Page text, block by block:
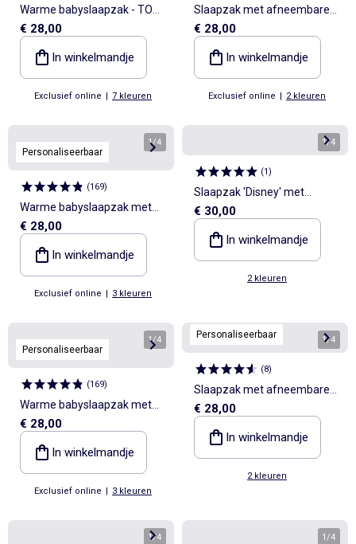
Warme babyslaapzak - TOG
2
€ 28,00
In winkelmandje
Exclusief online | 7 kleuren
Slaapzak met afneembare
mouwen
€ 28,00
In winkelmandje
Exclusief online | 2 kleuren
Personaliseerbaar
1/4
(169)
Warme babyslaapzak met
afneembare mouwen, TOG-
waarde 2
€ 28,00
In winkelmandje
Exclusief online | 3 kleuren
1/4
(1)
Slaapzak 'Disney' met
afneembare mouwen
€ 30,00
In winkelmandje
2 kleuren
Personaliseerbaar
1/4
(169)
Warme babyslaapzak met
afneembare mouwen, TOG-
waarde 2
€ 28,00
In winkelmandje
Exclusief online | 3 kleuren
Personaliseerbaar 1/4
(8)
Slaapzak met afneembare
mouwen
€ 28,00
In winkelmandje
2 kleuren
1/4 1 /4